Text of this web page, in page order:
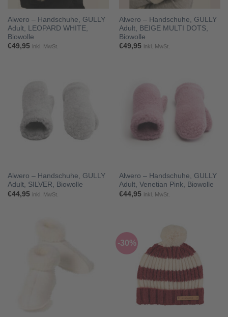
Alwero – Handschuhe, GULLY
Adult, LEOPARD WHITE,
Biowolle
€49,95 inkl. MwSt.
Alwero – Handschuhe, GULLY
Adult, BEIGE MULTI DOTS,
Biowolle
€49,95 inkl. MwSt.
Alwero – Handschuhe, GULLY
Adult, SILVER, Biowolle
€44,95 inkl. MwSt.
Alwero – Handschuhe, GULLY
Adult, Venetian Pink, Biowolle
€44,95 inkl. MwSt.
-30%